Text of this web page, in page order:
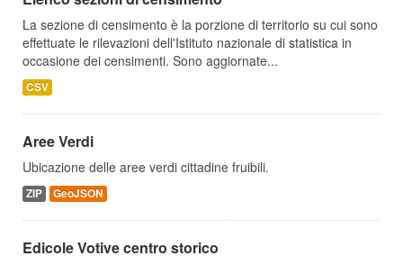
La sezione di censimento è la porzione di territorio su cui sono
effettuate le rilevazioni dell'Istituto nazionale di statistica in
occasione dei censimenti. Sono aggiornate...
CSV
Aree Verdi
Ubicazione delle aree verdi cittadine fruibili.
ZIP GeoJSON
Edicole Votive centro storico